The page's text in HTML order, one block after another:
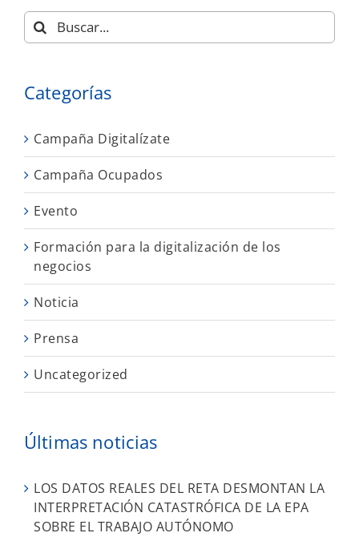
Buscar:
Categorías
Campaña Digitalízate
Campaña Ocupados
Evento
Formación para la digitalización de los
negocios
Noticia
Prensa
Uncategorized
Últimas noticias
LOS DATOS REALES DEL RETA DESMONTAN LA
INTERPRETACIÓN CATASTRÓFICA DE LA EPA
SOBRE EL TRABAJO AUTÓNOMO